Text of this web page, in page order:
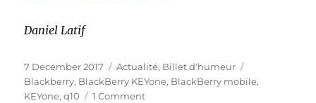
Daniel Latif
Posted
on
7 December 2017 Categories
Actualité, Billet d'humeur
Blackberry, BlackBerry KEYone, BlackBerry mobile,
KEYone,q10 1 Commenton